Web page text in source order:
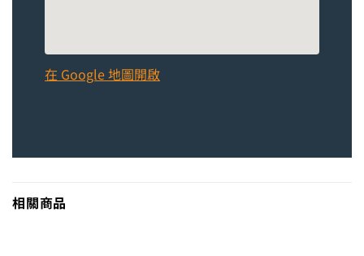
在 Google 地圖開啟
相關商品